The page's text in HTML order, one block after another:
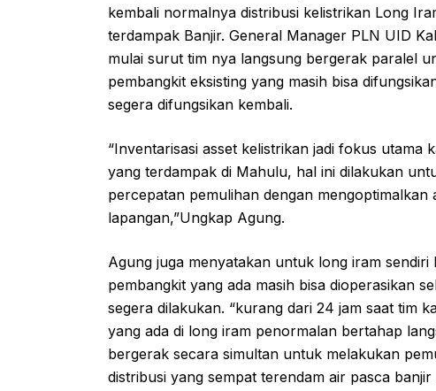
kembali normalnya distribusi kelistrikan Long
terdampak Banjir. General Manager PLN UID
mulai surut tim nya langsung bergerak paralel
pembangkit eksisting yang masih bisa
segera difungsikan kembali.
“Inventarisasi asset kelistrikan jadi fokus utama
yang terdampak di Mahulu, hal ini dilakukan
percepatan pemulihan dengan mengoptimalkan
lapangan,”Ungkap Agung.
Agung juga menyatakan untuk long iram
pembangkit yang ada masih bisa dioperasikan
segera dilakukan. “kurang dari 24 jam saat tim
yang ada di long iram penormalan bertahap
bergerak secara simultan untuk melakukan
distribusi yang sempat terendam air pasca